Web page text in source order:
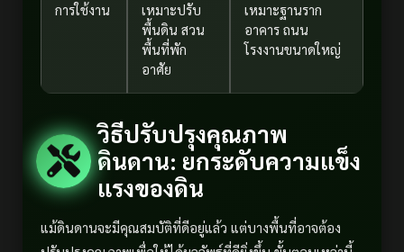
การใช้งาน
เหมาะปรับ
พื้นดิน สวน
พื้นที่พัก
อาศัย
เหมาะฐานราก
อาคาร ถนน
โรงงานขนาดใหญ่
วิธีปรับปรุงคุณภาพ
ดินดาน: ยกระดับความแข็ง
แรงของดิน
แม้ดินดานจะมีคุณสมบัติที่ดีอยู่แล้ว แต่บางพื้นที่อาจต้อง